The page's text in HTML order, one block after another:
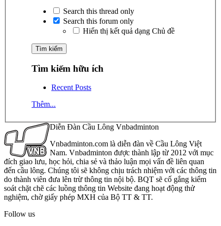
Search this thread only
Search this forum only
Hiển thị kết quả dạng Chủ đề
Tìm kiếm hữu ích
Recent Posts
Thêm...
Diễn Đàn Cầu Lông Vnbadminton
Vnbadminton.com là diễn đàn về Cầu Lông Việt
Nam. Vnbadminton được thành lập từ 2012 với mục
đích giao lưu, học hỏi, chia sẻ và thảo luận mọi vấn đề liên quan
đến cầu lông. Chúng tôi sẽ không chịu trách nhiệm với các thông tin
do thành viên đưa lên trừ thông tin nội bộ. BQT sẽ cố gắng kiểm
soát chặt chẽ các luồng thông tin Website đang hoạt động thử
nghiệm, chờ giấy phép MXH của Bộ TT & TT.
Follow us